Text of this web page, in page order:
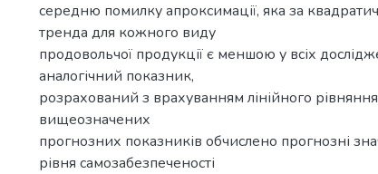
середню помилку апроксимації, яка за
тренда для кожного виду
продовольчої продукції є меншою у всіх
аналогічний показник,
розрахований з врахуванням лінійного
вищеозначених
прогнозних показників обчислено прогнозні
рівня самозабезпеченості